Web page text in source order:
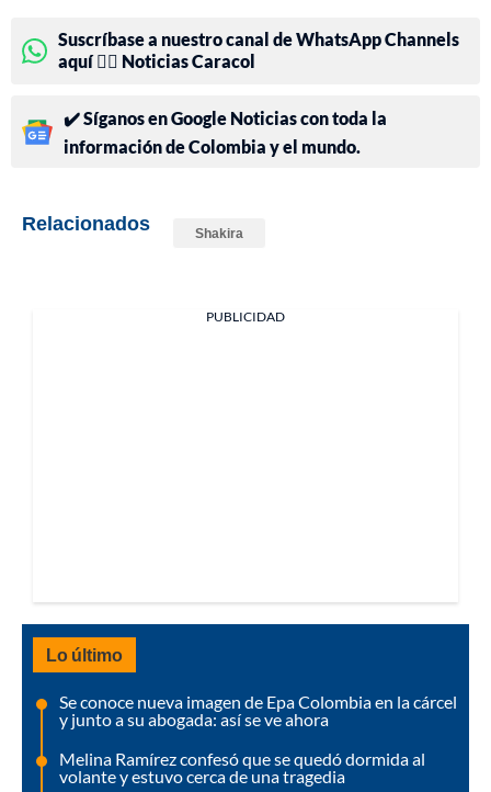
Suscríbase a nuestro canal de WhatsApp Channels
aquí 👉🏻 Noticias Caracol
✔️ Síganos en Google Noticias con toda la
información de Colombia y el mundo.
Relacionados Shakira
PUBLICIDAD
Lo último
Se conoce nueva imagen de Epa Colombia en la cárcel
y junto a su abogada: así se ve ahora
Melina Ramírez confesó que se quedó dormida al
volante y estuvo cerca de una tragedia